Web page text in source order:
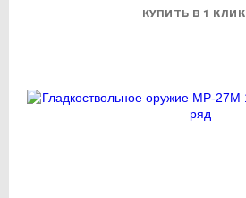
КУПИТЬ В 1 КЛИК